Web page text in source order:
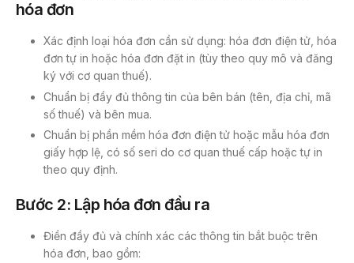
hóa đơn
Xác định loại hóa đơn cần sử dụng: hóa đơn điện tử, hóa
đơn tự in hoặc hóa đơn đặt in (tùy theo quy mô và đăng
ký với cơ quan thuế).
Chuẩn bị đầy đủ thông tin của bên bán (tên, địa chỉ, mã
số thuế) và bên mua.
Chuẩn bị phần mềm hóa đơn điện tử hoặc mẫu hóa đơn
giấy hợp lệ, có số seri do cơ quan thuế cấp hoặc tự in
theo quy định.
Bước 2: Lập hóa đơn đầu ra
Điền đầy đủ và chính xác các thông tin bắt buộc trên
hóa đơn, bao gồm: